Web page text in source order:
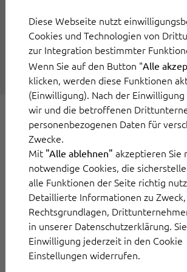
Diese Webseite nutzt
Cookies und Technologien von
zur Integration bestimmter
Wenn Sie auf den Button "Alle
klicken, werden diese Funktionen
(Einwilligung). Nach der
wir und die betroffenen
personenbezogenen Daten für
Zwecke.
Mit "Alle ablehnen" akzeptieren Sie
notwendige Cookies, die
alle Funktionen der Seite richtig
Detaillierte Informationen zu Zweck,
Rechtsgrundlagen,
in unserer Datenschutzerklärung.
Einwilligung jederzeit in den Cookie
Einstellungen widerrufen.
Kundenservice löst
Weiterlesen
Seite 1 von 1
Plattform
OwlForce
OwlDesk
Top-Funktionen